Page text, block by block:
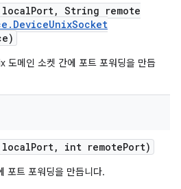
Port, String remote
. DeviceUnixSocket
도메인 소켓 간에 포트 포워딩을 만듭
Port, int remotePort)
포트 포워딩을 만듭니다.